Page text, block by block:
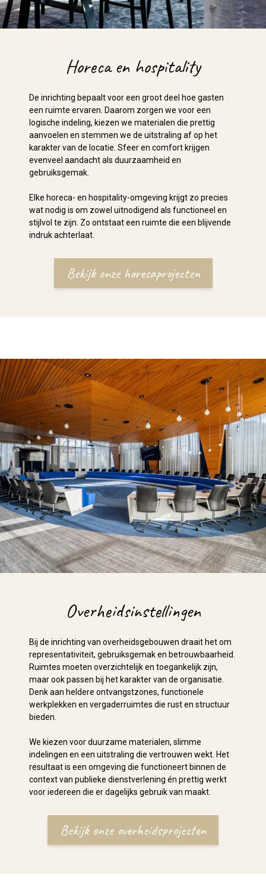
Horeca en hospitality
De inrichting bepaalt voor een groot deel hoe gasten
een ruimte ervaren. Daarom zorgen we voor een
logische indeling, kiezen we materialen die prettig
aanvoelen en stemmen we de uitstraling af op het
karakter van de locatie. Sfeer en comfort krijgen
evenveel aandacht als duurzaamheid en
gebruiksgemak.
Elke horeca- en hospitality-omgeving krijgt zo precies
wat nodig is om zowel uitnodigend als functioneel en
stijlvol te zijn. Zo ontstaat een ruimte die een blijvende
indruk achterlaat.
Bekijk onze horecaprojecten
Overheidsinstellingen
Bij de inrichting van overheidsgebouwen draait het om
representativiteit, gebruiksgemak en betrouwbaarheid.
Ruimtes moeten overzichtelijk en toegankelijk zijn,
maar ook passen bij het karakter van de organisatie.
Denk aan heldere ontvangstzones, functionele
werkplekken en vergaderruimtes die rust en structuur
bieden.
We kiezen voor duurzame materialen, slimme
indelingen en een uitstraling die vertrouwen wekt. Het
resultaat is een omgeving die functioneert binnen de
context van publieke dienstverlening én prettig werkt
voor iedereen die er dagelijks gebruik van maakt.
Bekijk onze overheidsprojecten